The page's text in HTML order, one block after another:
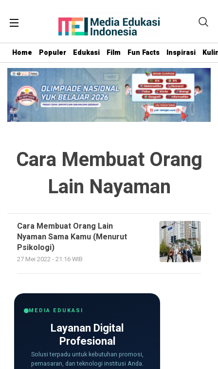
Home Populer Edukasi Film Fun Facts Inspirasi
Cara Membuat Orang
Lain Nayaman
Cara Membuat Orang Lain
Nyaman Sama Kamu (Menurut
Psikologi)
27 Mei 2022 - 21:16 WIB
MEDIA EDUKASI
Layanan Digital
Profesional
Solusi terpadu untuk kebutuhan promosi,
pemasaran, dan teknologi institusi Anda.